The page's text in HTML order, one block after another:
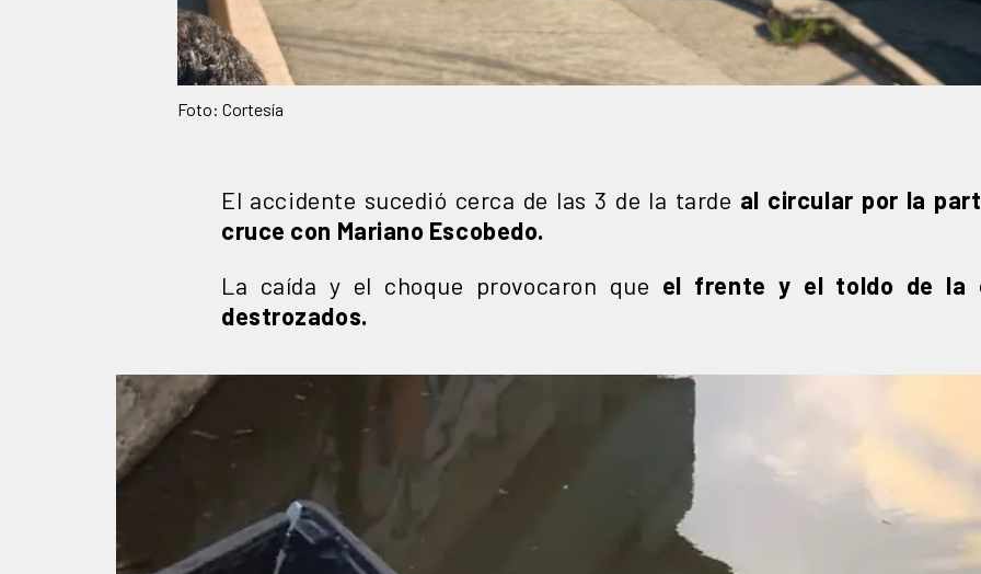
Foto: Cortesía
El accidente sucedió cerca de las 3 de la tarde al circular por la
cruce con Mariano Escobedo.
La caída y el choque provocaron que el frente y el toldo de la
destrozados.